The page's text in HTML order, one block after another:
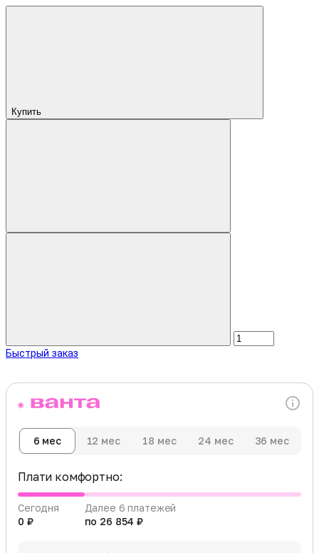
Купить
Быстрый заказ
6 мес 12 мес 18 мес 24 мес 36 мес
Плати комфортно:
Сегодня
0 ₽
Далее 6 платежей
по 26 854 ₽